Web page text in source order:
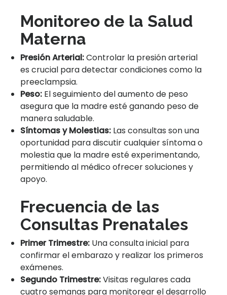
Monitoreo de la Salud
Materna
Presión Arterial:Controlar la presión arterial
es crucial para detectar condiciones como la
preeclampsia.
Peso: El seguimiento del aumento de peso
asegura que la madre esté ganando peso de
manera saludable.
Síntomas y Molestias: Las consultas son una
oportunidad para discutir cualquier síntoma o
molestia que la madre esté experimentando,
permitiendo al médico ofrecer soluciones y
apoyo.
Frecuencia de las
Consultas Prenatales
Primer Trimestre: Una consulta inicial para
confirmar el embarazo y realizar los primeros
exámenes.
Segundo Trimestre:Visitas regulares cada
cuatro semanas para monitorear el desarrollo